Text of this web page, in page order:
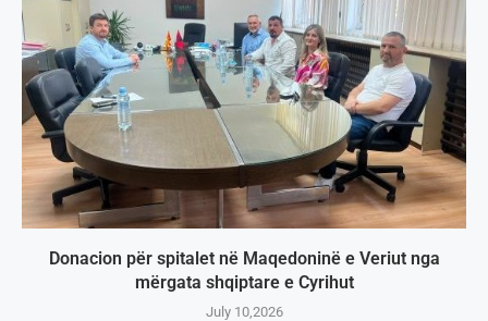
Donacion për spitalet në Maqedoninë e Veriut nga
mërgata shqiptare e Cyrihut
July 10,2026